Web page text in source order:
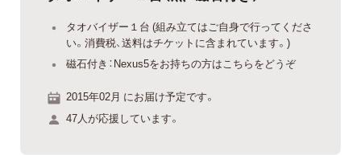
タオバイザー１台 (組み立てはご自身で行ってくださ
い。消費税、送料はチケットに含まれています。)
磁石付き：Nexus5をお持ちの方はこちらをどうぞ
2015年02月 にお届け予定です。
47人が応援しています。